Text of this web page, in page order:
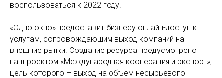
воспользоваться к 2022 году.
«Одно окно» предоставит бизнесу онлайн-доступ к
услугам, сопровождающим выход компаний на
внешние рынки. Создание ресурса предусмотрено
нацпроектом «Международная кооперация и экспорт»,
цель которого – выход на объём несырьевого